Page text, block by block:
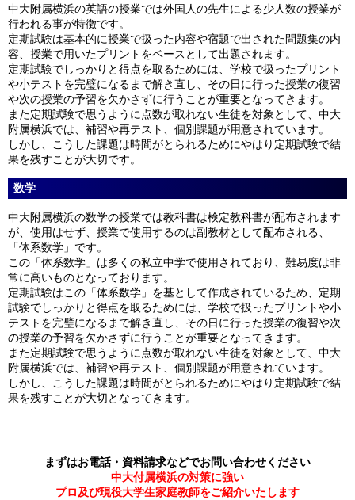
中大附属横浜の英語の授業では外国人の先生による少人数の授業が
行われる事が特徴です。
定期試験は基本的に授業で扱った内容や宿題で出された問題集の内
容、授業で用いたプリントをベースとして出題されます。
定期試験でしっかりと得点を取るためには、学校で扱ったプリント
や小テストを完璧になるまで解き直し、その日に行った授業の復習
や次の授業の予習を欠かさずに行うことが重要となってきます。
また定期試験で思うように点数が取れない生徒を対象として、中大
附属横浜では、補習や再テスト、個別課題が用意されています。
しかし、こうした課題は時間がとられるためにやはり定期試験で結
果を残すことが大切です。
数学
中大附属横浜の数学の授業では教科書は検定教科書が配布されます
が、使用はせず、授業で使用するのは副教材として配布される、
「体系数学」です。
この「体系数学」は多くの私立中学で使用されており、難易度は非
常に高いものとなっております。
定期試験はこの「体系数学」を基として作成されているため、定期
試験でしっかりと得点を取るためには、学校で扱ったプリントや小
テストを完璧になるまで解き直し、その日に行った授業の復習や次
の授業の予習を欠かさずに行うことが重要となってきます。
また定期試験で思うように点数が取れない生徒を対象として、中大
附属横浜では、補習や再テスト、個別課題が用意されています。
しかし、こうした課題は時間がとられるためにやはり定期試験で結
果を残すことが大切となってきます。
まずはお電話・資料請求などでお問い合わせください
中大付属横浜の対策に強い
プロ及び現役大学生家庭教師をご紹介いたします